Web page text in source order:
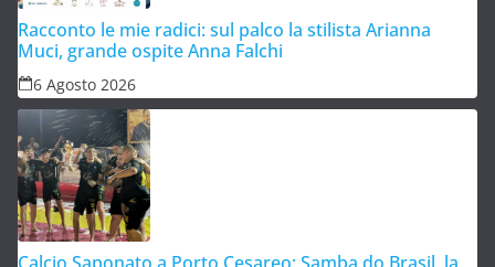
Racconto le mie radici: sul palco la stilista Arianna
Muci, grande ospite Anna Falchi
6 Agosto 2026